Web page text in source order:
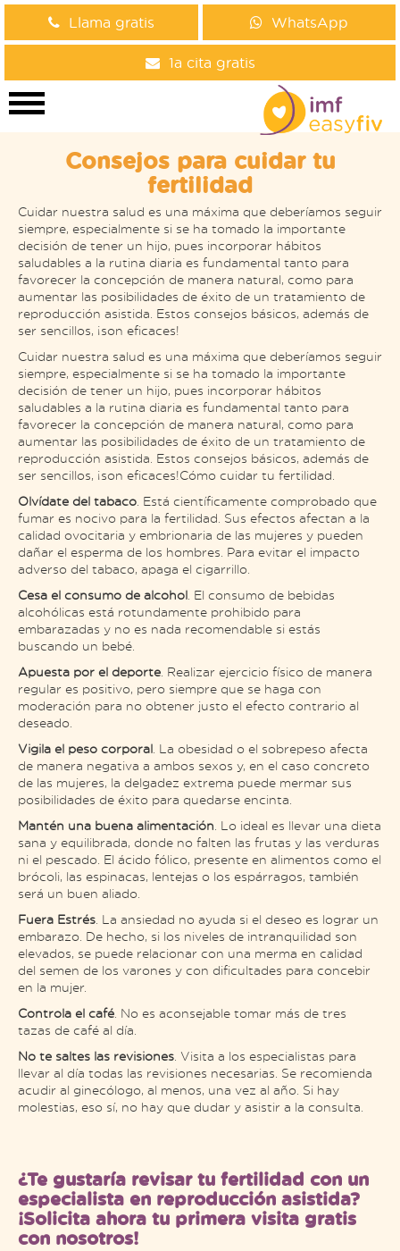
Llama gratis WhatsApp
1a cita gratis
Consejos para cuidar tu
fertilidad
Cuidar nuestra salud es una máxima que deberíamos seguir
siempre, especialmente si se ha tomado la importante
decisión de tener un hijo, pues incorporar hábitos
saludables a la rutina diaria es fundamental tanto para
favorecer la concepción de manera natural, como para
aumentar las posibilidades de éxito de un tratamiento de
reproducción asistida. Estos consejos básicos, además de
ser sencillos, ¡son eficaces!
Cuidar nuestra salud es una máxima que deberíamos seguir
siempre, especialmente si se ha tomado la importante
decisión de tener un hijo, pues incorporar hábitos
saludables a la rutina diaria es fundamental tanto para
favorecer la concepción de manera natural, como para
aumentar las posibilidades de éxito de un tratamiento de
reproducción asistida. Estos consejos básicos, además de
ser sencillos, ¡son eficaces!Cómo cuidar tu fertilidad.
Olvídate del tabaco . Está científicamente comprobado que
fumar es nocivo para la fertilidad. Sus efectos afectan a la
calidad ovocitaria y embrionaria de las mujeres y pueden
dañar el esperma de los hombres. Para evitar el impacto
adverso del tabaco, apaga el cigarrillo.
Cesa el consumo de alcohol . El consumo de bebidas
alcohólicas está rotundamente prohibido para
embarazadas y no es nada recomendable si estás
buscando un bebé.
Apuesta por el deporte . Realizar ejercicio físico de manera
regular es positivo, pero siempre que se haga con
moderación para no obtener justo el efecto contrario al
deseado.
Vigila el peso corporal . La obesidad o el sobrepeso afecta
de manera negativa a ambos sexos y, en el caso concreto
de las mujeres, la delgadez extrema puede mermar sus
posibilidades de éxito para quedarse encinta.
Mantén una buena alimentación . Lo ideal es llevar una dieta
sana y equilibrada, donde no falten las frutas y las verduras
ni el pescado. El ácido fólico, presente en alimentos como el
brócoli, las espinacas, lentejas o los espárragos, también
será un buen aliado.
Fuera Estrés . La ansiedad no ayuda si el deseo es lograr un
embarazo. De hecho, si los niveles de intranquilidad son
elevados, se puede relacionar con una merma en calidad
del semen de los varones y con dificultades para concebir
en la mujer.
Controla el café . No es aconsejable tomar más de tres
tazas de café al día.
No te saltes las revisiones . Visita a los especialistas para
llevar al día todas las revisiones necesarias. Se recomienda
acudir al ginecólogo, al menos, una vez al año. Si hay
molestias, eso sí, no hay que dudar y asistir a la consulta.
¿Te gustaría revisar tu fertilidad con un
especialista en reproducción asistida?
¡Solicita ahora tu primera visita gratis
con nosotros!